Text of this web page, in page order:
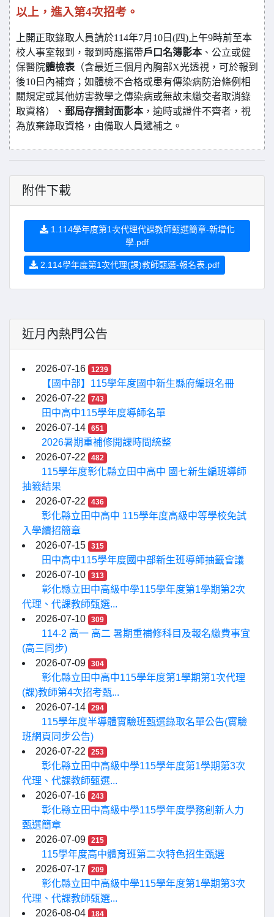
以上，進入第4次招考。
上開正取錄取人員請於114年7月10日(四)上午9時前至本
校人事室報到，報到時應攜帶戶口名簿影本 、公立或健
保醫院體檢表 （含最近三個月內胸部X光透視，可於報到
後10日內補齊；如體檢不合格或患有傳染病防治條例相
關規定或其他妨害教學之傳染病或無故未繳交者取消錄
取資格）、 郵局存摺封面影本 ，逾時或證件不齊者，視
為放棄錄取資格，由備取人員遞補之。
附件下載
1.114學年度第1次代理代課教師甄選簡章-新增化
學.pdf
2.114學年度第1次代理(課)教師甄選-報名表.pdf
近月內熱門公告
2026-07-16 1239
【國中部】115學年度國中新生縣府編班名冊
2026-07-22
743
田中高中115學年度導師名單
2026-07-14
651
2026暑期重補修開課時間統整
2026-07-22
482
115學年度彰化縣立田中高中 國七新生編班導師
抽籤結果
2026-07-22
436
彰化縣立田中高中 115學年度高級中等學校免試
入學續招簡章
2026-07-15
315
田中高中115學年度國中部新生班導師抽籤會議
2026-07-10
313
彰化縣立田中高級中學115學年度第1學期第2次
代理、代課教師甄選...
2026-07-10
309
114-2 高一 高二 暑期重補修科目及報名繳費事宜
(高三同步)
2026-07-09
304
彰化縣立田中高中115學年度第1學期第1次代理
(課)教師第4次招考甄...
2026-07-14
294
115學年度半導體實驗班甄選錄取名單公告(實驗
班網頁同步公告)
2026-07-22
253
彰化縣立田中高級中學115學年度第1學期第3次
代理、代課教師甄選...
2026-07-16
243
彰化縣立田中高級中學115學年度學務創新人力
甄選簡章
2026-07-09
215
115學年度高中體育班第二次特色招生甄選
2026-07-17
209
彰化縣立田中高級中學115學年度第1學期第3次
代理、代課教師甄選...
2026-08-04
184